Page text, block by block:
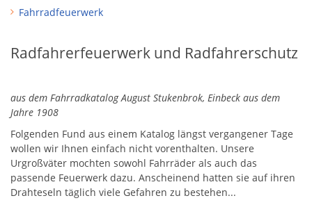
Fahrradfeuerwerk
Radfahrerfeuerwerk und Radfahrerschutz
aus dem Fahrradkatalog August Stukenbrok, Einbeck aus dem
Jahre 1908
Folgenden Fund aus einem Katalog längst vergangener Tage
wollen wir Ihnen einfach nicht vorenthalten. Unsere
Urgroßväter mochten sowohl Fahrräder als auch das
passende Feuerwerk dazu. Anscheinend hatten sie auf ihren
Drahteseln täglich viele Gefahren zu bestehen...